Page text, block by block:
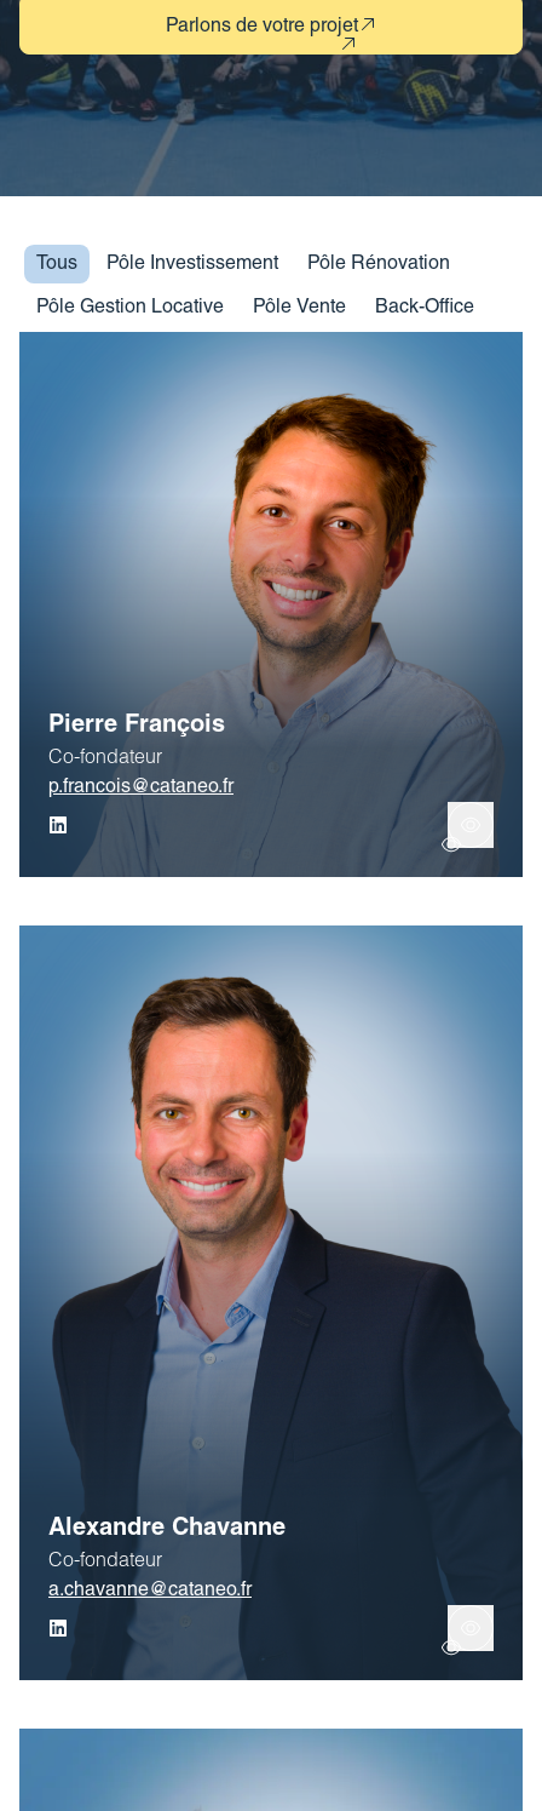
Nos coordonnées
Estimez votre bien
Impôt sur la plus-value
Calculez votre budget travaux
Le tableau d’amortissement
bancaire
Découvrir votre profil investisseur
Parlons de votre projet
Pôles
Tous Pôle Investissement Pôle Rénovation
Pôle Gestion Locative Pôle Vente Back-Office
Pierre François
Co-fondateur
p.francois@cataneo.fr
Alexandre Chavanne
Co-fondateur
a.chavanne@cataneo.fr